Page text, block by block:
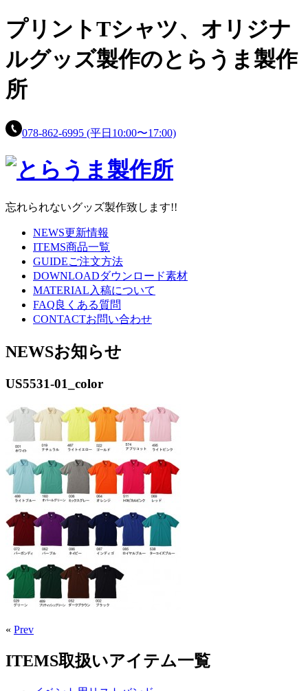
プリントTシャツ、 オリジナ
ルグッズ製作のとらうま製作
所
078-862-6995 (平日10:00〜17:00)
忘れられないグッズ製作致します!!
NEWS更新情報
ITEMS商品一覧
GUIDEご注文方法
DOWNLOADダウンロード素材
MATERIAL 入稿について
FAQ良くある質問
CONTACTお問い合わせ
NEWSお知らせ
US5531-01_color
« Prev
ITEMS取扱いアイテム一覧